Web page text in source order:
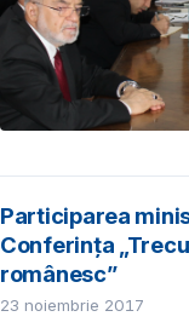
Participarea
Conferința
românesc”
23 noiembrie 2017